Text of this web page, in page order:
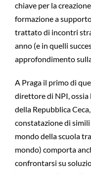
chiave per la
formazione a
trattato di incontri
anno (e in quelli
approfondimento
A Praga il primo di
direttore di NPI, ossia
della Repubblica
constatazione di
mondo della scuola
mondo) comporta
confrontarsi su